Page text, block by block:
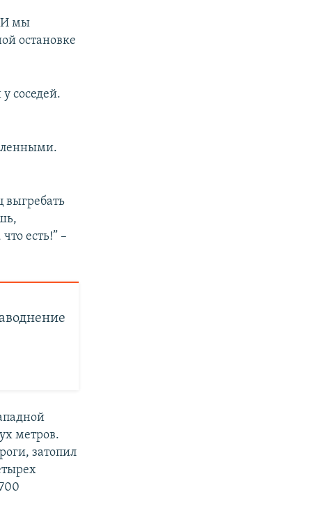
И мы
остановке
соседей.
выгребать
есть!” –
метров.
затопил